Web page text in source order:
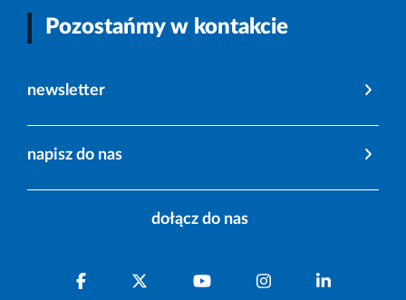
Pozostańmy w kontakcie
newsletter
napisz do nas
dołącz do nas